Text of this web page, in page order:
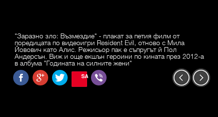
"Заразно зло: Възмездие" - плакат за петия филм от
поредицата по видеоигри Resident Evil, отново с Мила
Йовович като Алис. Режисьор пак е съпругът й Пол
Андерсън. Виж и още екшън героини по кината през 2012-а
в албума "Годината на силните жени"
SAVE